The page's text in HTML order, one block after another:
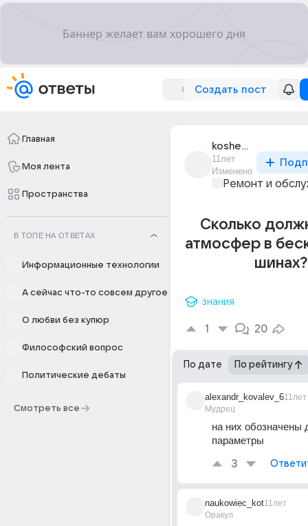
Создать пост
Главная
Моя лента
Пространства
В ТОПЕ НА ОТВЕТАХ
Информационные технологии
А сейчас что-то совсем другое
О любви без купюр
Философский вопрос
Политические дебаты
Смотреть все
koshechka_3137
11лет
Изменено
Ремонт и
Сколько
атмосфер в
шинах?
знания
1 20
По дате По рейтингу
alexandr_kovalev_6
Мудрец
11лет
на них обозначены
параметры
3
naukowiec_kot
Оракул
11лет